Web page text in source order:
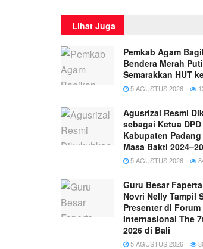
Lihat Juga
Pemkab Agam
Bendera Merah
Semarakkan HUT
5 AGUSTUS 2026
Agusrizal Resmi
sebagai Ketua DPD
Kabupaten Padang
Masa Bakti
5 AGUSTUS 2026
Guru Besar
Novri Nelly Tampil
Presenter di Forum
Internasional The
2026 di Bali
5 AGUSTUS 2026